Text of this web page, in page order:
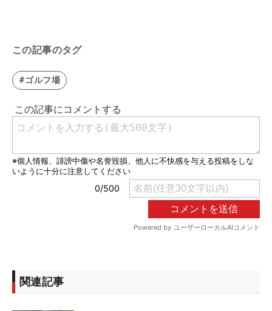
この記事のタグ
#ゴルフ場
関連記事